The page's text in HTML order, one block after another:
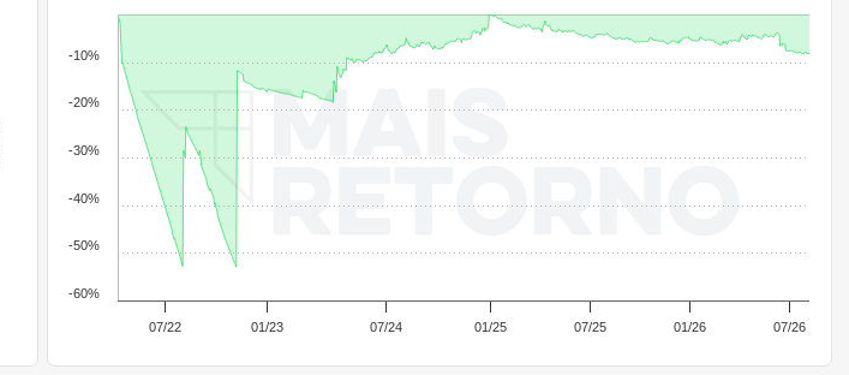
07/22 01/23 07/24 01/25 07/25 01/26 07/26
-60%
-50%
-40%
-30%
-20%
-10%